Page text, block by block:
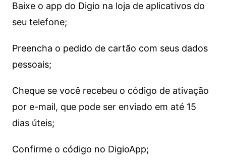
Baixe o app do Digio na loja de aplicativos do
seu telefone;
Preencha o pedido de cartão com seus dados
pessoais;
Cheque se você recebeu o código de ativação
por e-mail, que pode ser enviado em até 15
dias úteis;
Confirme o código no DigioApp;